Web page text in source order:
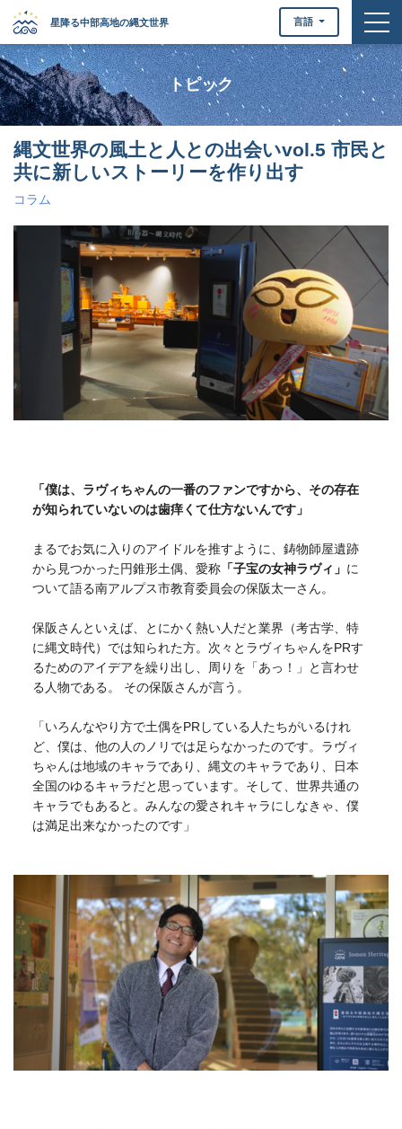
星降る中部高地の縄文世界 言語
トピック
縄文世界の風土と人との出会いvol.5 市民と
共に新しいストーリーを作り出す
コラム
「僕は、ラヴィちゃんの一番のファンですから、その存在
が知られていないのは歯痒くて仕方ないんです」
まるでお気に入りのアイドルを推すように、鋳物師屋遺跡
から見つかった円錐形土偶、愛称 「子宝の女神ラヴィ」 に
ついて語る南アルプス市教育委員会の保阪太一さん。
保阪さんといえば、とにかく熱い人だと業界（考古学、特
に縄文時代）では知られた方。次々とラヴィちゃんをPRす
るためのアイデアを繰り出し、周りを「あっ！」と言わせ
る人物である。 その保阪さんが言う。
「いろんなやり方で土偶をPRしている人たちがいるけれ
ど、僕は、他の人のノリでは足らなかったのです。ラヴィ
ちゃんは地域のキャラであり、縄文のキャラであり、日本
全国のゆるキャラだと思っています。そして、世界共通の
キャラでもあると。みんなの愛されキャラにしなきゃ、僕
は満足出来なかったのです」